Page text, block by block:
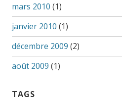
mars 2010 (1)
janvier 2010 (1)
décembre 2009 (2)
août 2009 (1)
TAGS